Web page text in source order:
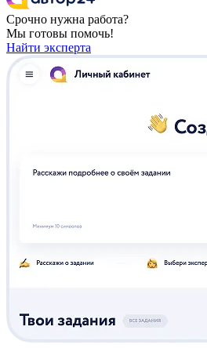
Срочно нужна работа?
Мы готовы помочь!
Найти эксперта